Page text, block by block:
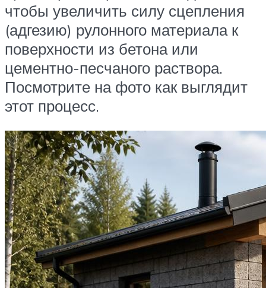
чтобы увеличить силу сцепления
(адгезию) рулонного материала к
поверхности из бетона или
цементно-песчаного раствора.
Посмотрите на фото как выглядит
этот процесс.